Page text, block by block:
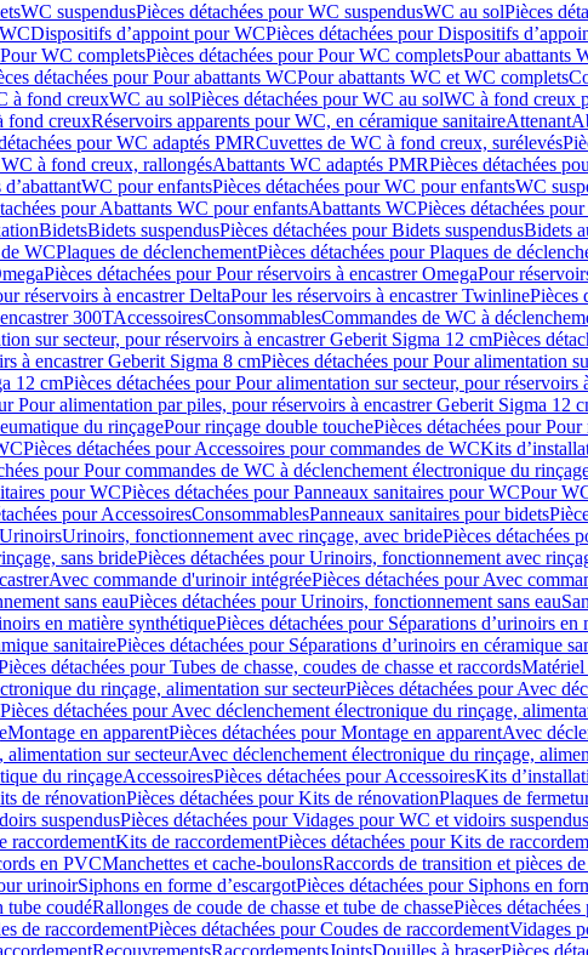
WC suspendusPièces détachées pour WC suspendusWC au solPièces
Dispositifs d’appoint pour WCPièces détachées pour Dispositifs
Pour WC completsPièces détachées pour Pour WC completsPour abattants
détachées pour Pour abattants WCPour abattants WC et WC complets
à fond creuxWC au solPièces détachées pour WC au solWC à fond creux
fond creuxRéservoirs apparents pour WC, en céramique sanitaireAttenant
pour WC adaptés PMRCuvettes de WC à fond creux, surélevés
à fond creux, rallongésAbattants WC adaptés PMRPièces détachées
WC pour enfantsPièces détachées pour WC pour enfantsWC
pour Abattants WC pour enfantsAbattants WCPièces détachées
BidetsBidets suspendusPièces détachées pour Bidets suspendusBidets
WCPlaques de déclenchementPièces détachées pour Plaques de
Pièces détachées pour Pour réservoirs à encastrer OmegaPour
réservoirs à encastrer DeltaPour les réservoirs à encastrer TwinlinePièces
300TAccessoiresConsommablesCommandes de WC à
sur secteur, pour réservoirs à encastrer Geberit Sigma 12 cmPièces
à encastrer Geberit Sigma 8 cmPièces détachées pour Pour alimentation
12 cmPièces détachées pour Pour alimentation sur secteur, pour
Pour alimentation par piles, pour réservoirs à encastrer Geberit Sigma 12
du rinçagePour rinçage double touchePièces détachées pour
Pièces détachées pour Accessoires pour commandes de WCKits
pour Pour commandes de WC à déclenchement électronique du
pour WCPièces détachées pour Panneaux sanitaires pour WCPour
pour AccessoiresConsommablesPanneaux sanitaires pour bidets
UrinoirsUrinoirs, fonctionnement avec rinçage, avec bridePièces détachées
sans bridePièces détachées pour Urinoirs, fonctionnement avec
Avec commande d'urinoir intégréePièces détachées pour Avec
sans eauPièces détachées pour Urinoirs, fonctionnement sans eau
en matière synthétiquePièces détachées pour Séparations d’urinoirs en
sanitairePièces détachées pour Séparations d’urinoirs en céramique
détachées pour Tubes de chasse, coudes de chasse et raccords
du rinçage, alimentation sur secteurPièces détachées pour Avec
Pièces détachées pour Avec déclenchement électronique du rinçage,
Montage en apparentPièces détachées pour Montage en apparentAvec
alimentation sur secteurAvec déclenchement électronique du rinçage,
du rinçageAccessoiresPièces détachées pour AccessoiresKits
de rénovationPièces détachées pour Kits de rénovationPlaques de
suspendusPièces détachées pour Vidages pour WC et vidoirs suspendus
raccordementKits de raccordementPièces détachées pour Kits de
en PVCManchettes et cache-boulonsRaccords de transition et pièces
urinoirSiphons en forme d’escargotPièces détachées pour Siphons en
tube coudéRallonges de coude de chasse et tube de chassePièces
de raccordementPièces détachées pour Coudes de raccordementVidages
RecouvrementsRaccordementsJointsDouilles à braserPièces